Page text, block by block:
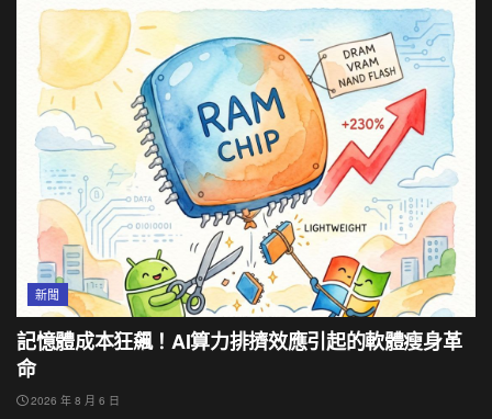
新聞
記憶體成本狂飆！AI算力排擠效應引起的軟體瘦身革
命
2026 年 8 月 6 日